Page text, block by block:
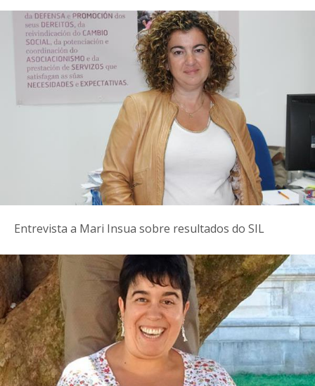
Entrevista a Mari Insua sobre resultados do SIL